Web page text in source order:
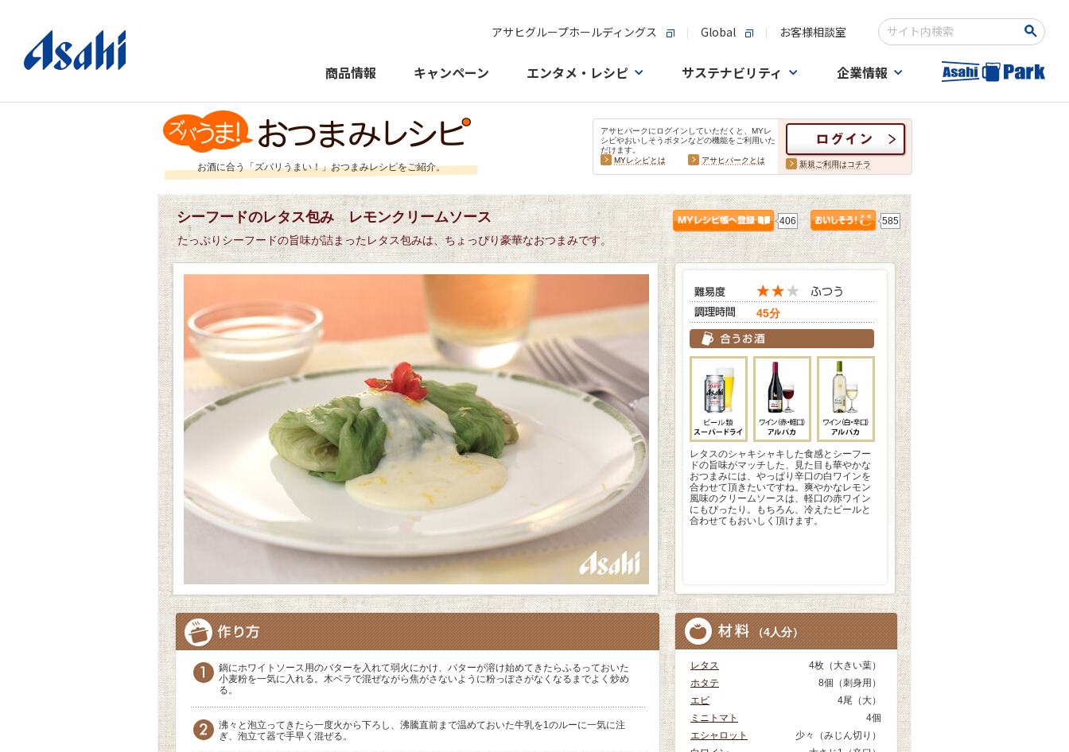
アサヒグループホールディングス Global お客様相談室
検索キーワード入力
商品情報 キャンペーン エンタメ・レシピ サステナビリティ 企業情報
お酒に合う「ズバリうまい！」おつまみレシピをご紹介。
アサヒパークにログインしていただくと、MYレ
シピやおいしそうボタンなどの機能をご利用いた
だけます。
MYレシピとは
アサヒパークとは 新規ご利用はコチラ
シーフードのレタス包み レモンクリームソース 406 585
たっぷりシーフードの旨味が詰まったレタス包みは、ちょっぴり豪華なおつまみです。
45分
レタスのシャキシャキした食感とシーフー
ドの旨味がマッチした、見た目も華やかな
おつまみには、やっぱり辛口の白ワインを
合わせて頂きたいですね。爽やかなレモン
風味のクリームソースは、軽口の赤ワイン
にもぴったり。もちろん、冷えたビールと
合わせてもおいしく頂けます。
鍋にホワイトソース用のバターを入れて弱火にかけ、バターが溶け始めてきたらふるっておいた
小麦粉を一気に入れる。木ベラで混ぜながら焦がさないように粉っぽさがなくなるまでよく炒め
る。
沸々と泡立ってきたら一度火から下ろし、沸騰直前まで温めておいた牛乳を1のルーに一気に注
ぎ、泡立て器で手早く混ぜる。
（4人分）
レタス
4枚（大きい葉）
ホタテ
8個（刺身用）
エビ
4尾（大）
ミニトマト
4個
エシャロット
少々（みじん切り）